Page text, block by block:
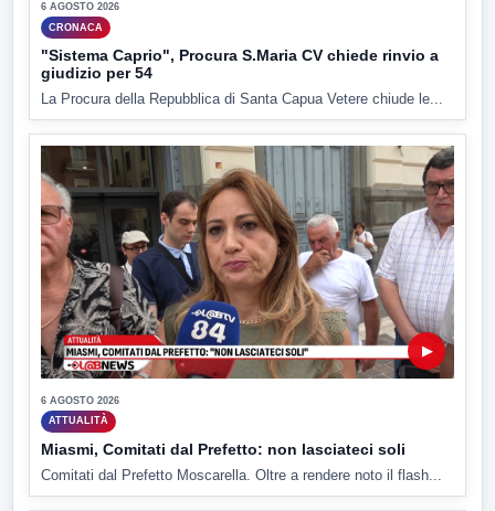
6 AGOSTO 2026
CRONACA
"Sistema Caprio", Procura S.Maria CV chiede rinvio a
giudizio per 54
La Procura della Repubblica di Santa Capua Vetere chiude le...
▶
6 AGOSTO 2026
ATTUALITÀ
Miasmi, Comitati dal Prefetto: non lasciateci soli
Comitati dal Prefetto Moscarella. Oltre a rendere noto il flash...